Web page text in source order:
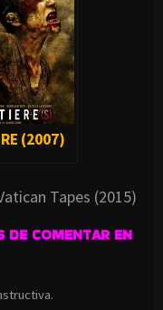
(2007)
Tapes (2015)
DE COMENTAR EN